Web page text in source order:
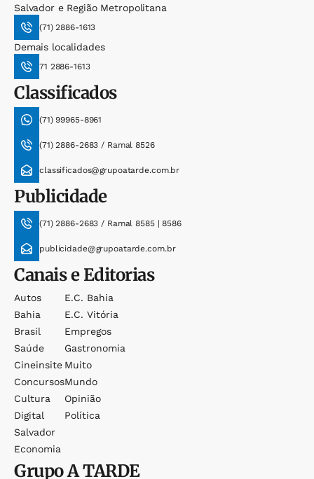
Salvador e Região Metropolitana
(71) 2886-1613
Demais localidades
71 2886-1613
Classificados
(71) 99965-8961
(71) 2886-2683 / Ramal 8526
classificados@grupoatarde.com.br
Publicidade
(71) 2886-2683 / Ramal 8585 | 8586
publicidade@grupoatarde.com.br
Canais e Editorias
Autos
Bahia
Brasil
Saúde
Cineinsite
Concursos
Cultura
Digital
Salvador
Economia
E.c. Bahia
E.c. Vitória
Empregos
Gastronomia
Muito
Mundo
Opinião
Política
GrupoA TARDE